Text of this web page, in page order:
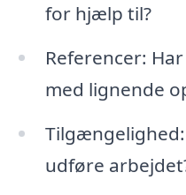
for hjælp til?
Referencer:
med lignende
udføre